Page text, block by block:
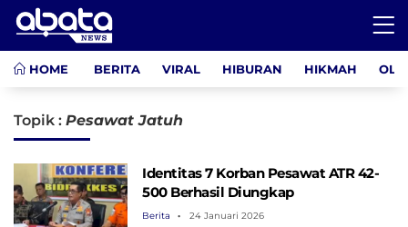
HOME BERITA VIRAL HIBURAN HIKMAH
Topik : Pesawat Jatuh
Identitas 7 Korban Pesawat ATR 42-
500 Berhasil Diungkap
Berita 24 Januari 2026